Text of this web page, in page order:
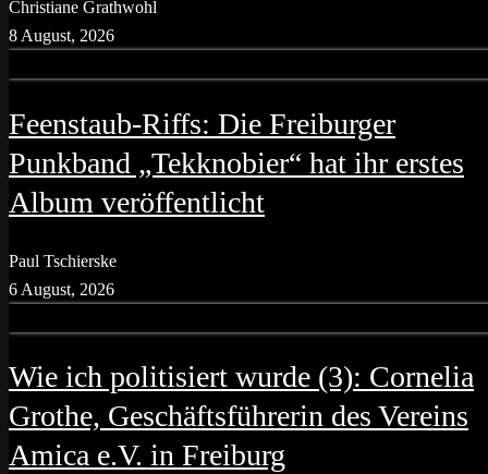
Christiane Grathwohl
8 August, 2026
Feenstaub-Riffs: Die Freiburger
Punkband „Tekknobier“ hat ihr erstes
Album veröffentlicht
Paul Tschierske
6 August, 2026
Wie ich politisiert wurde (3): Cornelia
Grothe, Geschäftsführerin des Vereins
Amica e.V. in Freiburg